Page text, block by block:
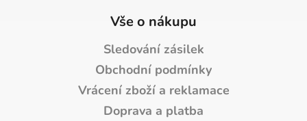
Vše o nákupu
Sledování zásilek
Obchodní podmínky
Vrácení zboží a reklamace
Doprava a platba